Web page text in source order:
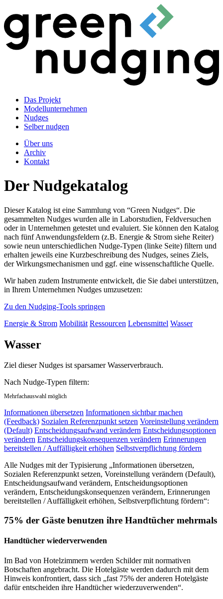
Das Projekt
Modellunternehmen
Nudges
Selber nudgen
Über uns
Archiv
Kontakt
Der Nudgekatalog
Dieser Katalog ist eine Sammlung von “Green Nudges“. Die
gesammelten Nudges wurden alle in Laborstudien, Feldversuchen
oder in Unternehmen getestet und evaluiert. Sie können den Katalog
nach fünf Anwendungsfeldern (z.B. Energie & Strom siehe Reiter)
sowie neun unterschiedlichen Nudge-Typen (linke Seite) filtern und
erhalten jeweils eine Kurzbeschreibung des Nudges, seines Ziels,
der Wirkungsmechanismen und ggf. eine wissenschaftliche Quelle.
Wir haben zudem Instrumente entwickelt, die Sie dabei unterstützen,
in Ihrem Unternehmen Nudges umzusetzen:
Zu den Nudging-Tools springen
Energie & Strom Mobilität Ressourcen Lebensmittel Wasser
Wasser
Ziel dieser Nudges ist sparsamer Wasserverbrauch.
Nach Nudge-Typen filtern:
Mehrfachauswahl möglich
Informationen übersetzen Informationen sichtbar machen
(Feedback) Sozialen Referenzpunkt setzen Voreinstellung verändern
(Default) Entscheidungsaufwand verändern Entscheidungsoptionen
verändern Entscheidungskonsequenzen verändern Erinnerungen
bereitstellen / Auffälligkeit erhöhen Selbstverpflichtung fördern
Alle Nudges mit der Typisierung „Informationen übersetzen,
Sozialen Referenzpunkt setzen, Voreinstellung verändern (Default),
Entscheidungsaufwand verändern, Entscheidungsoptionen
verändern, Entscheidungskonsequenzen verändern, Erinnerungen
bereitstellen / Auffälligkeit erhöhen, Selbstverpflichtung fördern“:
75% der Gäste benutzen ihre Handtücher mehrmals
Handtücher wiederverwenden
Im Bad von Hotelzimmern werden Schilder mit normativen
Botschaften angebracht. Die Hotelgäste werden dadurch mit dem
Hinweis konfrontiert, dass sich „fast 75% der anderen Hotelgäste
dafür entscheiden ihre Handtücher wiederzuverwenden“.